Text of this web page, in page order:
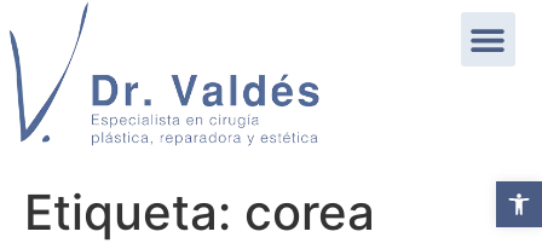
Etiqueta: corea Abrir